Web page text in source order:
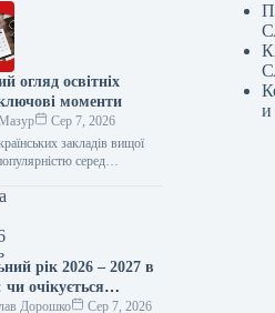
огляд освітніх
моменти
Сер 7, 2026
закладів вищої
серед
поданих заяв від
на…
рік 2026 – 2027 в
чи очікується
заробітної плати
Дорошко
Сер 7, 2026
и